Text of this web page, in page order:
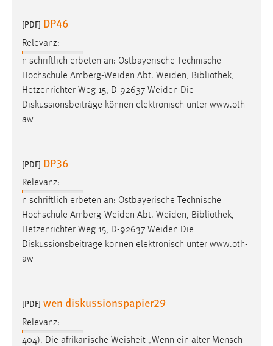
[PDF] DP46
Relevanz:
n schriftlich erbeten an: Ostbayerische Technische
Hochschule Amberg-Weiden Abt. Weiden, Bibliothek,
Hetzenrichter Weg 15, D-92637 Weiden Die
Diskussionsbeiträge können elektronisch unter www.oth-
aw
[PDF] DP36
Relevanz:
n schriftlich erbeten an: Ostbayerische Technische
Hochschule Amberg-Weiden Abt. Weiden, Bibliothek,
Hetzenrichter Weg 15, D-92637 Weiden Die
Diskussionsbeiträge können elektronisch unter www.oth-
aw
[PDF] wen diskussionspapier29
Relevanz:
404). Die afrikanische Weisheit „Wenn ein alter Mensch
EXTERNE MEDIEN
Um Inhalte von Videoplattformen und Social Media
Plattformen anzeigen zu können, werden von diesen
externen Medien Cookies gesetzt.